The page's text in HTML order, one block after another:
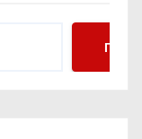
Поиск